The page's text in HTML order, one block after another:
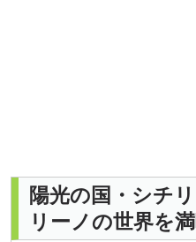
陽光の国・シチ
リーノの世界を